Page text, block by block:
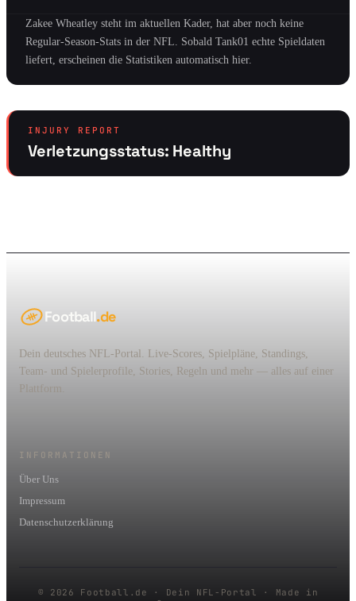
Zakee Wheatley steht im aktuellen Kader, hat aber noch keine
Regular-Season-Stats in der NFL. Sobald Tank01 echte Spieldaten
liefert, erscheinen die Statistiken automatisch hier.
INJURY REPORT
Verletzungsstatus: Healthy
Football.de
Dein deutsches NFL-Portal. Live-Scores, Spielpläne, Standings,
Team- und Spielerprofile, Stories, Regeln und mehr — alles auf einer
Plattform.
INFORMATIONEN
Über Uns
Impressum
Datenschutzerklärung
© 2026 Football.de · Dein NFL-Portal · Made in